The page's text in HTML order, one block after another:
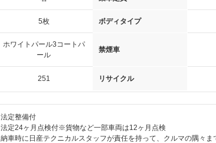
5枚 ボディタイプ
ホワイトパール3コートパ
ール
禁煙車
251 リサイクル
法定整備付
法定24ヶ月点検付※貨物など一部車両は12ヶ月点検
納車時に日産テクニカルスタッフが責任を持って、クルマの隅々ま